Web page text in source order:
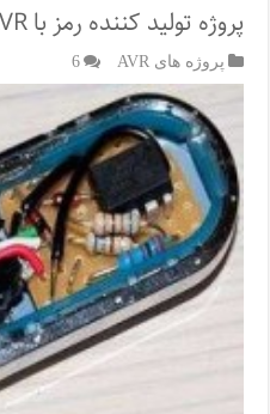
پروژه تولید کننده رمز با AVR
پروژه های AVR 6